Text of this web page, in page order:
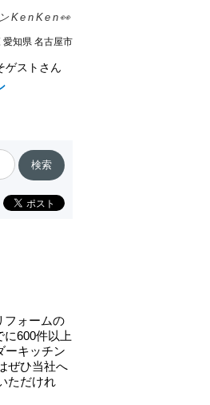
KenKen👀
知県 名古屋市
ゲストさん
フォームの
に600件以上
ーキッチン
ぜひ当社へ
ただけれ